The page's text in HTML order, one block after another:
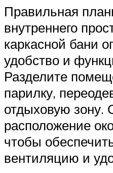
Правильная
внутреннего
каркасной бани
удобство и
Разделите
парилку,
отдыховую зону.
расположение
чтобы
вентиляцию и